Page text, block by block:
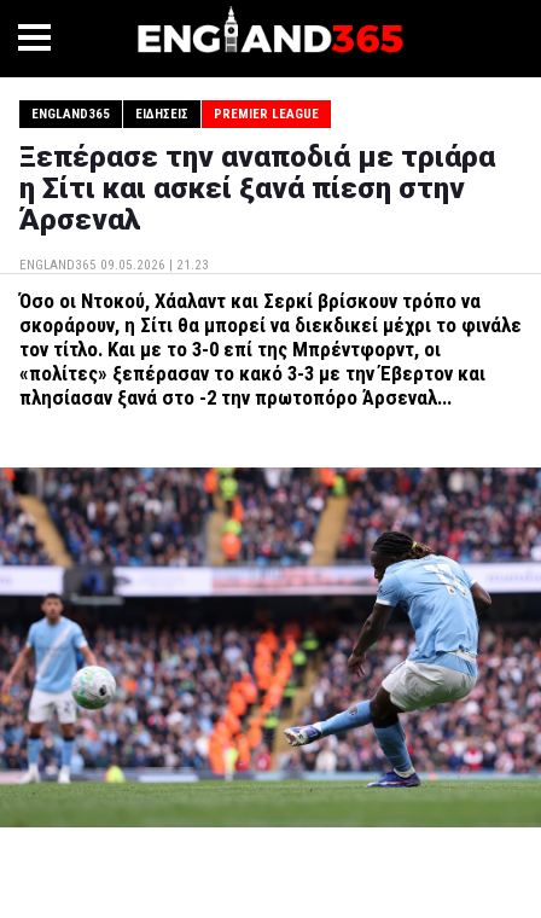
ENGLAND365 ΕΙΔΉΣΕΙΣ PREMIER LEAGUE
Ξεπέρασε την αναποδιά με τριάρα
η Σίτι και ασκεί ξανά πίεση στην
Άρσεναλ
ENGLAND365 09.05.2026 | 21.23
Όσο οι Ντοκού, Χάαλαντ και Σερκί βρίσκουν τρόπο να
σκοράρουν, η Σίτι θα μπορεί να διεκδικεί μέχρι το φινάλε
τον τίτλο. Και με το 3-0 επί της Μπρέντφορντ, οι
«πολίτες» ξεπέρασαν το κακό 3-3 με την Έβερτον και
πλησίασαν ξανά στο -2 την πρωτοπόρο Άρσεναλ...